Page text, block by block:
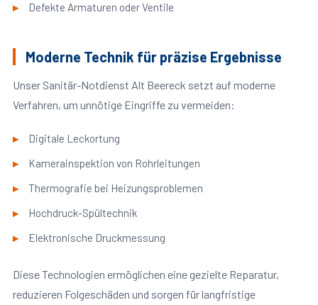
Defekte Armaturen oder Ventile
Moderne Technik für präzise Ergebnisse
Unser Sanitär-Notdienst Alt Beereck setzt auf moderne
Verfahren, um unnötige Eingriffe zu vermeiden:
Digitale Leckortung
Kamerainspektion von Rohrleitungen
Thermografie bei Heizungsproblemen
Hochdruck-Spültechnik
Elektronische Druckmessung
Diese Technologien ermöglichen eine gezielte Reparatur,
reduzieren Folgeschäden und sorgen für langfristige